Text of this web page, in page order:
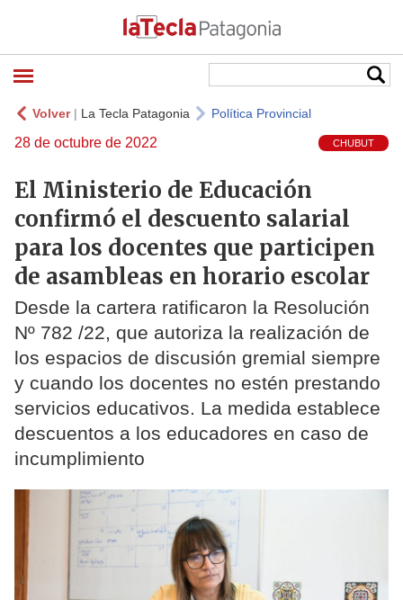
Volver| La Tecla Patagonia Política Provincial
28 de octubre de 2022 CHUBUT
El Ministerio de Educación
confirmó el descuento salarial
para los docentes que participen
de asambleas en horario escolar
Desde la cartera ratificaron la Resolución
Nº 782 /22, que autoriza la realización de
los espacios de discusión gremial siempre
y cuando los docentes no estén prestando
servicios educativos. La medida establece
descuentos a los educadores en caso de
incumplimiento